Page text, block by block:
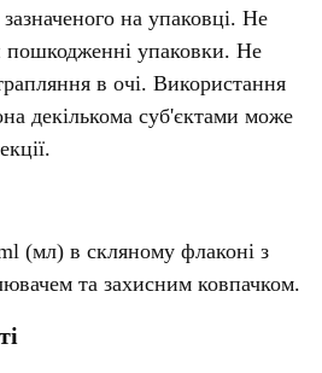
на упаковці. Не
пошкодженні упаковки. Не
в очі. Використання
декількома суб'єктами може
(мл) в скляному флаконі з
та захисним ковпачком.